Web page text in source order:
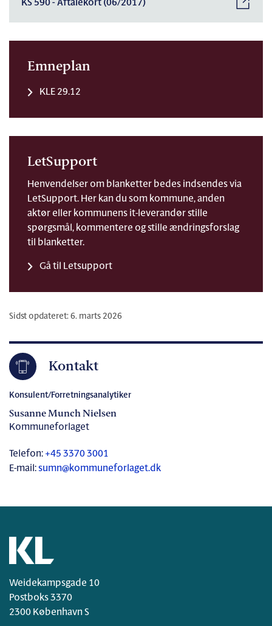
KS 590 - Aftalekort (06/2017)
Emneplan
KLE 29.12
LetSupport
Henvendelser om blanketter bedes indsendes via
LetSupport. Her kan du som kommune, anden
aktør eller kommunens it-leverandør stille
spørgsmål, kommentere og stille ændringsforslag
til blanketter.
Gå til Letsupport
Sidst opdateret: 6. marts 2026
Kontakt
Konsulent/Forretningsanalytiker
Susanne Munch Nielsen
Kommuneforlaget
Telefon: +45 3370 3001
E-mail:sumn@kommuneforlaget.dk
Weidekampsgade 10
Postboks 3370
2300 København S